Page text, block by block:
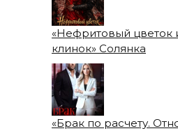
«Нефритовый цветок
клинок» Солянка
«Брак по расчету.